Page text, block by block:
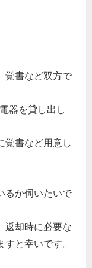
覚書など双方で
器を貸し出し
覚書など用意し
るか伺いたいで
返却時に必要な
と幸いです。